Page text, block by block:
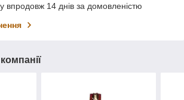
впродовж 14 днів за домовленістю